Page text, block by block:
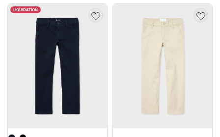
LIQUIDATION